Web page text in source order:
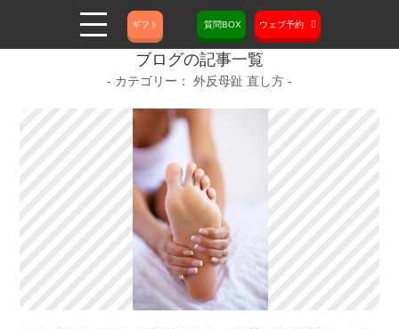
ギフト 質問BOX ウェブ予約
ブログの記事一覧
外反母趾 直し方